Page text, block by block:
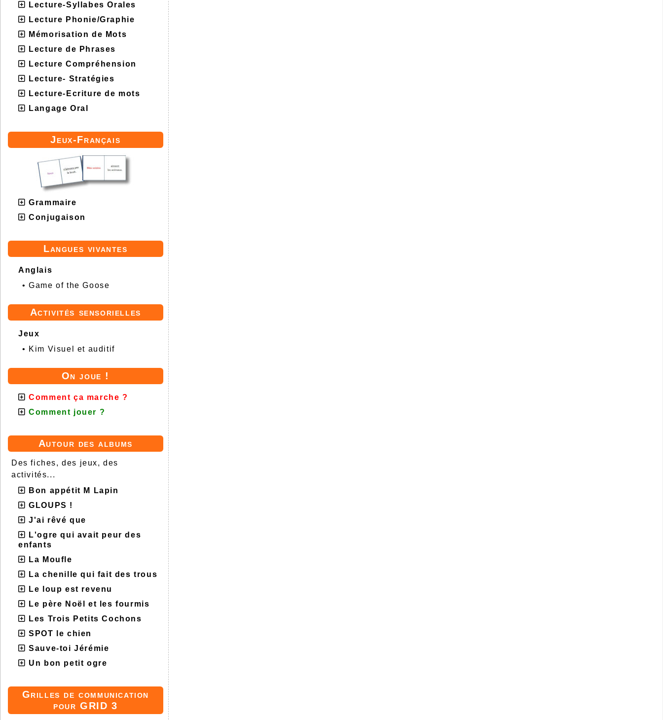
Lecture-Syllabes Orales
Lecture Phonie/Graphie
Mémorisation de Mots
Lecture de Phrases
Lecture Compréhension
Lecture- Stratégies
Lecture-Ecriture de mots
Langage Oral
Jeux-Français
Grammaire
Conjugaison
Langues vivantes
Anglais
•Game of the Goose
Activités sensorielles
Jeux
• Kim Visuel et auditif
On joue !
Comment ça marche ?
Comment jouer ?
Autour des albums
Des fiches, des jeux, des
activités...
Bon appétit M Lapin
GLOUPS !
J'ai rêvé que
L'ogre qui avait peur des
enfants
La Moufle
La chenille qui fait des trous
Le loup est revenu
Le père Noël et les fourmis
Les Trois Petits Cochons
SPOT le chien
Sauve-toi Jérémie
Un bon petit ogre
Grilles de communication
pour GRID 3